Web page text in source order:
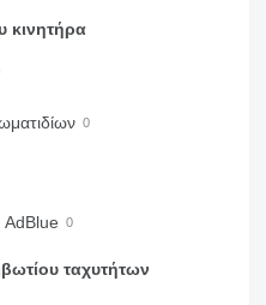
κινητήρα
AdBlue
ταχυτήτων